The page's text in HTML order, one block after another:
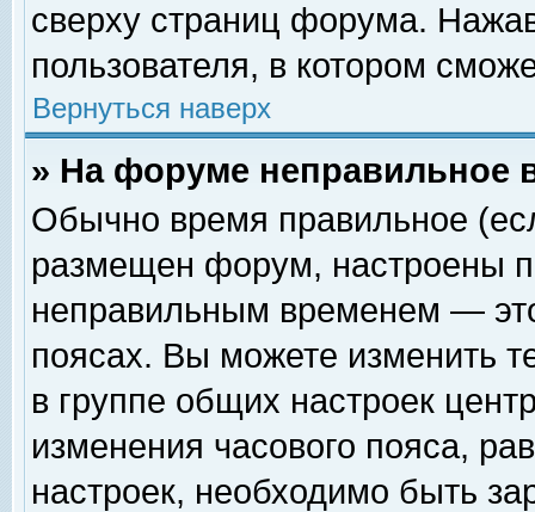
сверху страниц форума.
пользователя, в котором
Вернуться наверх
» На форуме неправильное
Обычно время правильное
размещен форум, настроены
неправильным временем —
поясах. Вы можете изменить
в группе общих настроек
изменения часового пояса,
настроек, необходимо быть